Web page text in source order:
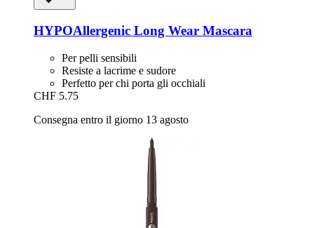
HYPOAllergenic Long Wear Mascara
Per pelli sensibili
Resiste a lacrime e sudore
Perfetto per chi porta gli occhiali
CHF 5.75
Consegna entro il giorno 13 agosto